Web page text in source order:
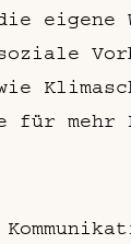
eigene
wie
für mehr